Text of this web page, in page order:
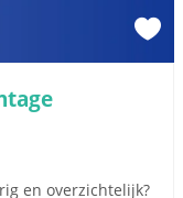
en overzichtelijk?